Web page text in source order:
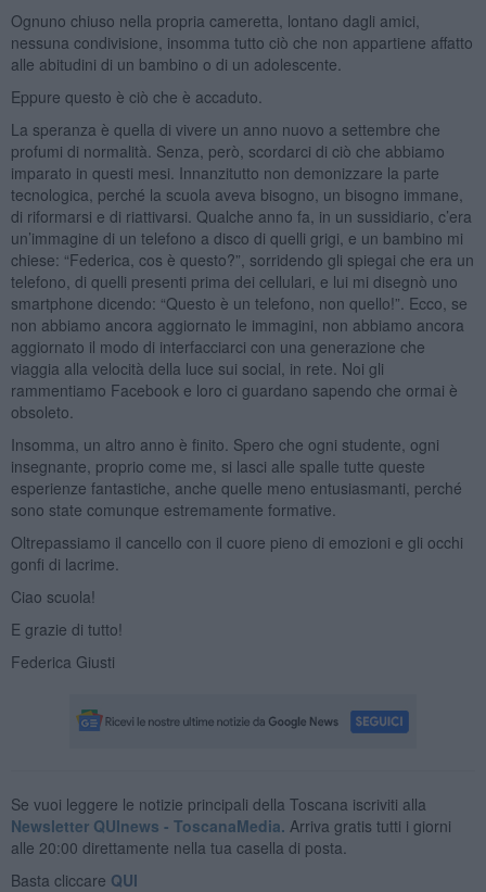
Ognuno chiuso nella propria cameretta, lontano dagli amici,
nessuna condivisione, insomma tutto ciò che non appartiene affatto
alle abitudini di un bambino o di un adolescente.
Eppure questo è ciò che è accaduto.
La speranza è quella di vivere un anno nuovo a settembre che
profumi di normalità. Senza, però, scordarci di ciò che abbiamo
imparato in questi mesi. Innanzitutto non demonizzare la parte
tecnologica, perché la scuola aveva bisogno, un bisogno immane,
di riformarsi e di riattivarsi. Qualche anno fa, in un sussidiario, c’era
un’immagine di un telefono a disco di quelli grigi, e un bambino mi
chiese: “Federica, cos è questo?”, sorridendo gli spiegai che era un
telefono, di quelli presenti prima dei cellulari, e lui mi disegnò uno
smartphone dicendo: “Questo è un telefono, non quello!”. Ecco, se
non abbiamo ancora aggiornato le immagini, non abbiamo ancora
aggiornato il modo di interfacciarci con una generazione che
viaggia alla velocità della luce sui social, in rete. Noi gli
rammentiamo Facebook e loro ci guardano sapendo che ormai è
obsoleto.
Insomma, un altro anno è finito. Spero che ogni studente, ogni
insegnante, proprio come me, si lasci alle spalle tutte queste
esperienze fantastiche, anche quelle meno entusiasmanti, perché
sono state comunque estremamente formative.
Oltrepassiamo il cancello con il cuore pieno di emozioni e gli occhi
gonfi di lacrime.
Ciao scuola!
E grazie di tutto!
Federica Giusti
Se vuoi leggere le notizie principali della Toscana iscriviti alla
Newsletter QUInews - ToscanaMedia. Arriva gratis tutti i giorni
alle 20:00 direttamente nella tua casella di posta.
Basta cliccare QUI